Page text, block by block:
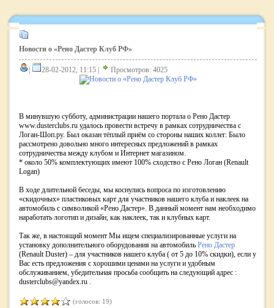
Новости о «Рено Дастер Клуб РФ»
28-02-2012, 11:15 | Просмотров: 4025
В минувшую субботу, администрации нашего портала о Рено Дастер
www.dusterclubs.ru удалось провести встречу в рамках сотрудничества с
Логан-Шоп.ру. Был оказан тёплый приём со стороны наших коллег. Было
рассмотрено довольно много интересных предложений в рамках
сотрудничества между клубом и Интернет магазином.
* около 50% комплектующих имеют 100% сходство с Рено Логан (Renault
Logan)
В ходе длительной беседы, мы коснулись вопроса по изготовлению
«скидочных» пластиковых карт для участников нашего клуба и наклеек на
автомобиль с символикой «Рено Дастер». В данный момент нам необходимо
наработать логотип и дизайн, как наклеек, так и клубных карт.
Так же, в настоящий момент Мы ищем специализированные услуги на
установку дополнительного оборудования на автомобиль Рено Дастер
(Renault Duster) – для участников нашего клуба ( от 5 до 10% скидки), если у
Вас есть предложения с хорошими ценами на услуги и удобным
обслуживанием, убедительная просьба сообщить на следующий адрес :
dusterclubs@yandex.ru .
(голосов: 19)